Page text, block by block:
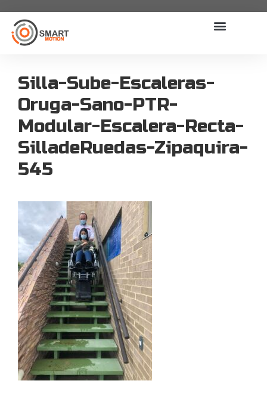
Silla-Sube-Escaleras-
Oruga-Sano-PTR-
Modular-Escalera-Recta-
SilladeRuedas-Zipaquira-
545